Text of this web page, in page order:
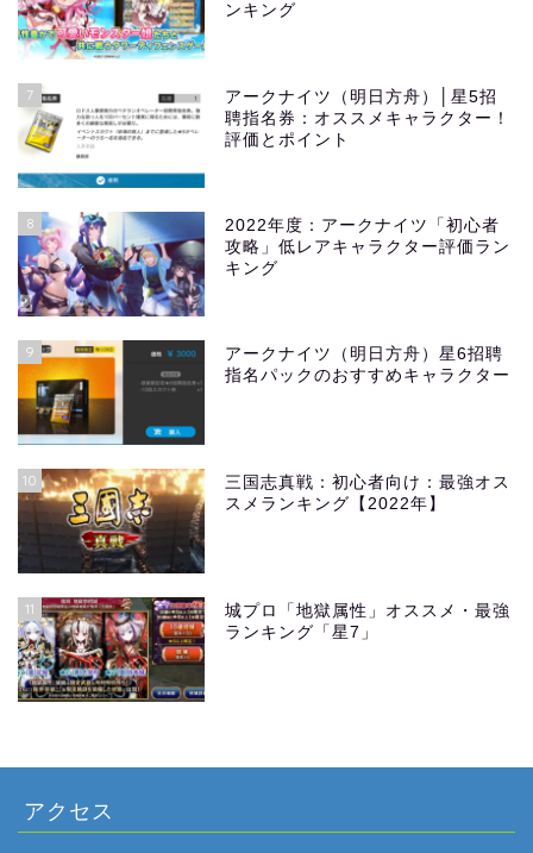
ンキング
7
アークナイツ（明日方舟）│星5招
聘指名券：オススメキャラクター！
評価とポイント
8
2022年度：アークナイツ「初心者
攻略」低レアキャラクター評価ラン
キング
9
アークナイツ（明日方舟）星6招聘
指名パックのおすすめキャラクター
10
三国志真戦：初心者向け：最強オス
スメランキング【2022年】
11
城プロ「地獄属性」オススメ・最強
ランキング「星7」
アクセス